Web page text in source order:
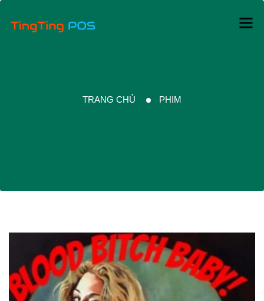
TRANG CHỦ PHIM